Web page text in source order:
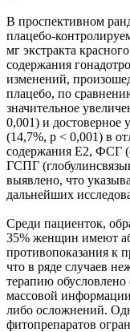
В проспективном
плацебо-
мг экстракта
содержания
изменений,
плацебо, по
значительное
0,001) и
(14,7%, p < 0,001) в
содержания Е2, ФСГ
ГСПГ
выявлено, что
дальнейших
Среди пациенток,
35% женщин имеют
противопоказания к
что в ряде случаев
терапию
массовой
либо осложнений.
фитопрепаратов